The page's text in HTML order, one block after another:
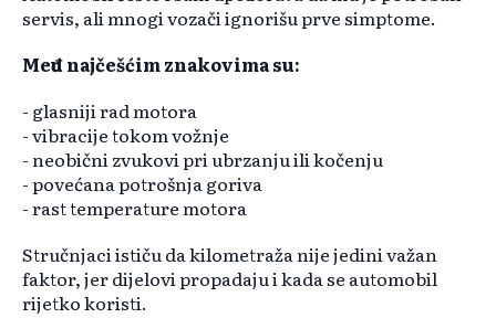
servis, ali mnogi vozači ignorišu prve simptome.
Među najčešćim znakovima su:
- glasniji rad motora
- vibracije tokom vožnje
- neobični zvukovi pri ubrzanju ili kočenju
- povećana potrošnja goriva
- rast temperature motora
Stručnjaci ističu da kilometraža nije jedini važan
faktor, jer dijelovi propadaju i kada se automobil
rijetko koristi.